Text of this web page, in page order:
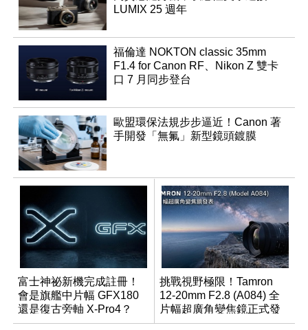
LUMIX 25 週年
福倫達 NOKTON classic 35mm
F1.4 for Canon RF、Nikon Z 雙卡
口 7 月同步登台
歐盟環保法規步步逼近！Canon 著
手開發「無氟」新型鏡頭鍍膜
富士神祕新機完成註冊！
會是旗艦中片幅 GFX180
還是復古旁軸 X-Pro4？
挑戰視野極限！Tamron
12-20mm F2.8 (A084) 全
片幅超廣角變焦鏡正式發
表